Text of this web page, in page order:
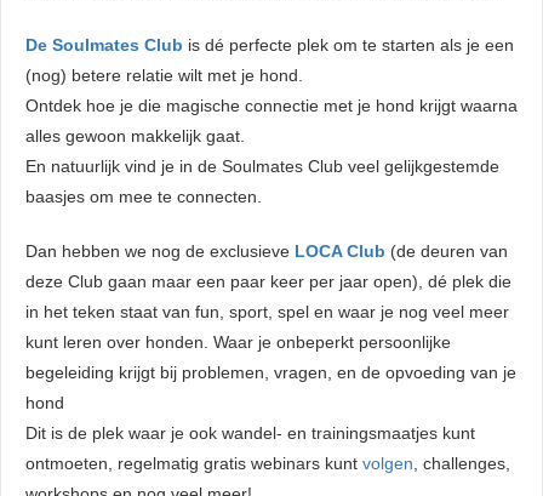
De Soulmates Club is dé perfecte plek om te starten als je een
(nog) betere relatie wilt met je hond.
Ontdek hoe je die magische connectie met je hond krijgt waarna
alles gewoon makkelijk gaat.
En natuurlijk vind je in de Soulmates Club veel gelijkgestemde
baasjes om mee te connecten.
Dan hebben we nog de exclusieve LOCA Club (de deuren van
deze Club gaan maar een paar keer per jaar open), dé plek die
in het teken staat van fun, sport, spel en waar je nog veel meer
kunt leren over honden. Waar je onbeperkt persoonlijke
begeleiding krijgt bij problemen, vragen, en de opvoeding van je
hond
Dit is de plek waar je ook wandel- en trainingsmaatjes kunt
ontmoeten, regelmatig gratis webinars kunt volgen , challenges,